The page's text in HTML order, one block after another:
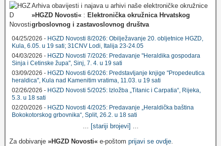
Arhiva obavijesti i najava u arhivi naše elektroničke okružnice
»HGZD Novosti« : Elektronička okružnica Hrvatskog
grboslovnog i zastavoslovnog društva
04/25/2026 - HGZD Novosti 8/2026: Obilježavanje 20. obljetnice HGZD,
Kula, 6.05. u 19 sati; 31CNV Lodi, Italija 23-24.05
04/03/2026 - HGZD Novosti 7/2026: Predavanje "Heraldika gospodara
Sinja i Cetinske župa", Sinj, 7. 4. u 19 sati
03/09/2026 - HGZD Novosti 6/2026: Predstavljanje knjige "Propedeutica
heraldica", Kula nad Kamenitim vratima, 11.03. u 19 sati
02/26/2026 - HGZD Novosti 5/2025: Izložba „Titanic i Carpatia“, Rijeka,
5.3. u 18 sati
02/20/2026 - HGZD Novosti 4/2025: Predavanje „Heraldička baština
Bokokotorskog grbovnika“, Split, 26.2. u 18 sati
... [stariji brojevi] ...
Za dobivanje »HGZD Novosti« e-poštom prijavi se ovdje.